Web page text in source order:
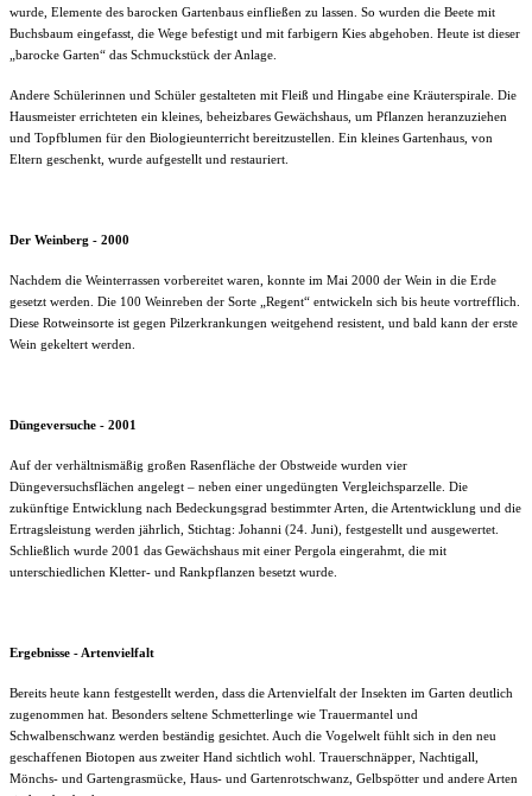
wurde, Elemente des barocken Gartenbaus einfließen zu lassen. So wurden die Beete mit
Buchsbaum eingefasst, die Wege befestigt und mit farbigern Kies abgehoben. Heute ist dieser
„barocke Garten“ das Schmuckstück der Anlage.
Andere Schülerinnen und Schüler gestalteten mit Fleiß und Hingabe eine Kräuterspirale. Die
Hausmeister errichteten ein kleines, beheizbares Gewächshaus, um Pflanzen heranzuziehen
und Topfblumen für den Biologieunterricht bereitzustellen. Ein kleines Gartenhaus, von
Eltern geschenkt, wurde aufgestellt und restauriert.
Der Weinberg - 2000
Nachdem die Weinterrassen vorbereitet waren, konnte im Mai 2000 der Wein in die Erde
gesetzt werden. Die 100 Weinreben der Sorte „Regent“ entwickeln sich bis heute vortrefflich.
Diese Rotweinsorte ist gegen Pilzerkrankungen weitgehend resistent, und bald kann der erste
Wein gekeltert werden.
Düngeversuche - 2001
Auf der verhältnismäßig großen Rasenfläche der Obstweide wurden vier
Düngeversuchsflächen angelegt – neben einer ungedüngten Vergleichsparzelle. Die
zukünftige Entwicklung nach Bedeckungsgrad bestimmter Arten, die Artentwicklung und die
Ertragsleistung werden jährlich, Stichtag: Johanni (24. Juni), festgestellt und ausgewertet.
Schließlich wurde 2001 das Gewächshaus mit einer Pergola eingerahmt, die mit
unterschiedlichen Kletter- und Rankpflanzen besetzt wurde.
Ergebnisse - Artenvielfalt
Bereits heute kann festgestellt werden, dass die Artenvielfalt der Insekten im Garten deutlich
zugenommen hat. Besonders seltene Schmetterlinge wie Trauermantel und
Schwalbenschwanz werden beständig gesichtet. Auch die Vogelwelt fühlt sich in den neu
geschaffenen Biotopen aus zweiter Hand sichtlich wohl. Trauerschnäpper, Nachtigall,
Mönchs- und Gartengrasmücke, Haus- und Gartenrotschwanz, Gelbspötter und andere Arten